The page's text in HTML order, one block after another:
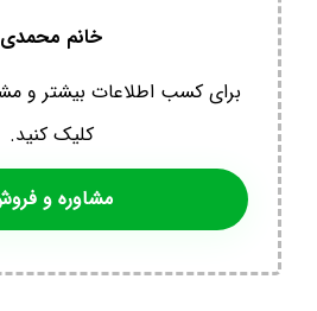
خانم محمدی
برای کسب اطلاعات بیشتر و
کلیک کنید.
مشاوره و